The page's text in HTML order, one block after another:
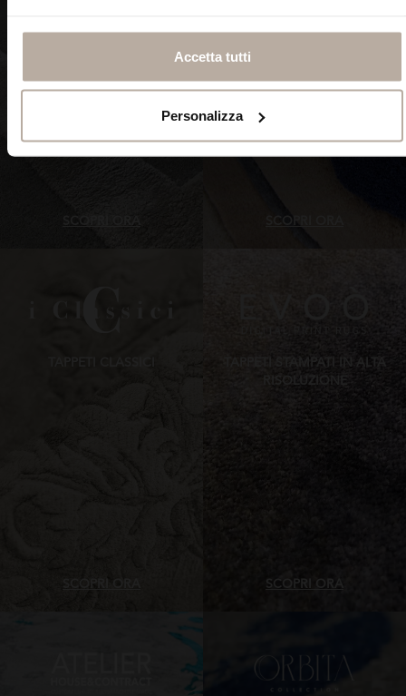
Accetta tutti
Personalizza
FORMENUANCES
SCOPRI ORA
TAPPETI STAMPATI IN ALTA
RISOLUZIONE
SCOPRI ORA